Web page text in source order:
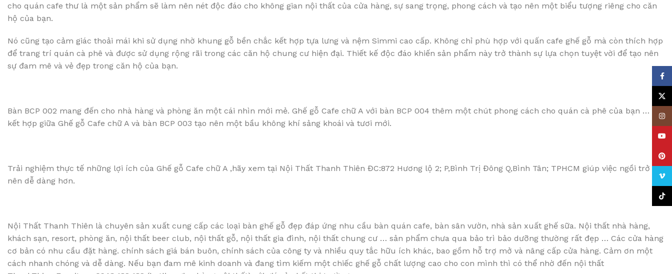
cho quán cafe thư là một sản phẩm sẽ làm nên nét độc đáo cho không gian nội thất của cửa hàng, sự sang trọng, phong cách và tạo nên một biểu tượng riêng cho căn
hộ của bạn.
Nó cũng tạo cảm giác thoải mái khi sử dụng nhờ khung gỗ bền chắc kết hợp tựa lưng và nệm Simmi cao cấp. Không chỉ phù hợp với quấn cafe ghế gỗ mà còn thích hợp
để trang trí quán cà phê và được sử dụng rộng rãi trong các căn hộ chung cư hiện đại. Thiết kế độc đáo khiến sản phẩm này trở thành sự lựa chọn tuyệt vời để tạo nên
sự đam mê và vẻ đẹp trong căn hộ của bạn.
Bàn BCP 002 mang đến cho nhà hàng và phòng ăn một cái nhìn mới mẻ. Ghế gỗ Cafe chữ A với bàn BCP 004 thêm một chút phong cách cho quán cà phê của bạn … Sự
kết hợp giữa Ghế gỗ Cafe chữ A và bàn BCP 003 tạo nên một bầu không khí sảng khoái và tươi mới.
Trải nghiệm thực tế những lợi ích của Ghế gỗ Cafe chữ A ,hãy xem tại Nội Thất Thanh Thiên ĐC:872 Hương lộ 2; P,Bình Trị Đông Q,Bình Tân; TPHCM giúp việc ngồi trở
nên dễ dàng hơn.
Nội Thất Thanh Thiên là chuyên sản xuất cung cấp các loại bàn ghế gỗ đẹp đáp ứng nhu cầu bàn quán cafe, bàn sân vườn, nhà sản xuất ghế sữa. Nội thất nhà hàng,
khách sạn, resort, phòng ăn, nội thất beer club, nội thất gỗ, nội thất gia đình, nội thất chung cư … sản phẩm chưa qua bảo trì bảo dưỡng thường rất đẹp … Các cửa hàng
cơ bản có nhu cầu đặt hàng. chính sách giá bán buôn, chính sách của công ty và nhiều quy tắc hữu ích khác, bao gồm hỗ trợ mở và nâng cấp cửa hàng. Cảm ơn một
cách nhanh chóng và dễ dàng. Nếu bạn đam mê kinh doanh và đang tìm kiếm một chiếc ghế gỗ chất lượng cao cho con mình thì có thể nhờ đến nội thất